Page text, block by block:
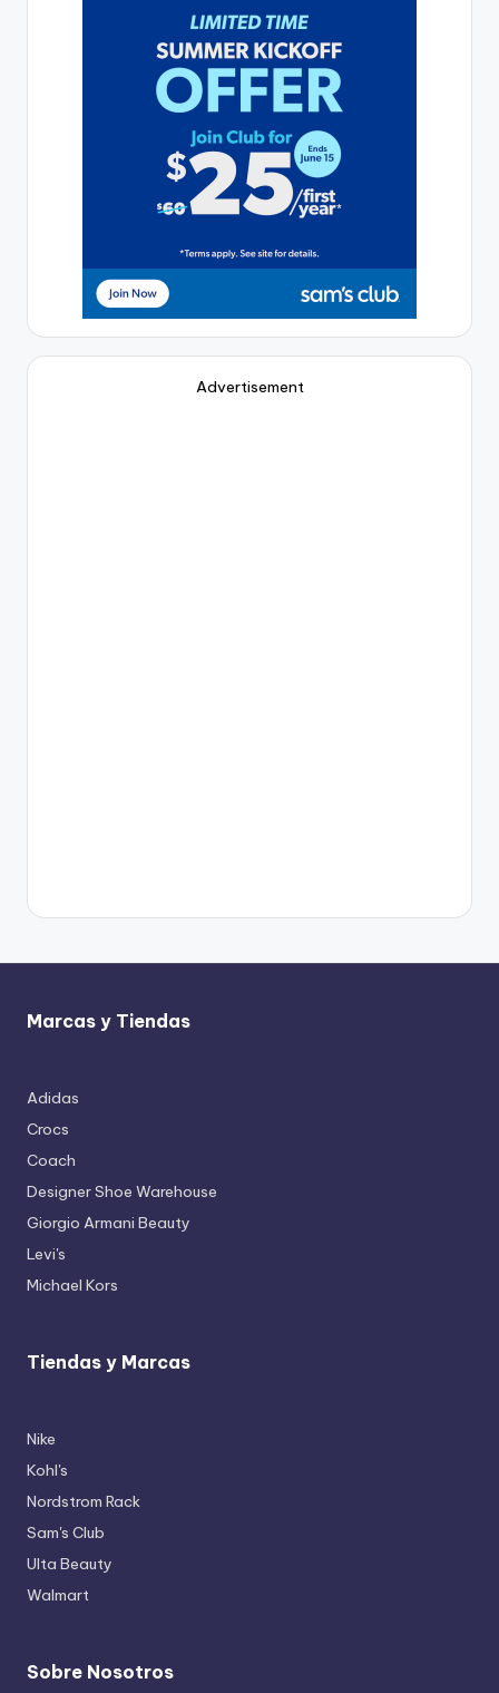
Advertisement
Marcas y Tiendas
Adidas
Crocs
Coach
Designer Shoe Warehouse
Giorgio Armani Beauty
Levi's
Michael Kors
Tiendas y Marcas
Nike
Kohl's
Nordstrom Rack
Sam's Club
Ulta Beauty
Walmart
Sobre Nosotros